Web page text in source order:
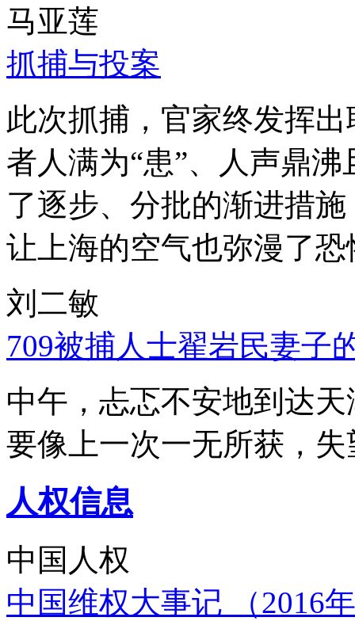
马亚莲
抓捕与投案
此次抓捕，官家终发挥
者人满为“患”、人声鼎
了逐步、分批的渐进措
让上海的空气也弥漫了
刘二敏
709被捕人士翟岩民妻子
中午，忐忑不安地到达
要像上一次一无所获，
人权信息
中国人权
中国维权大事记 （2016